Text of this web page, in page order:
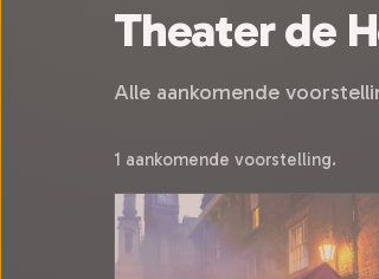
Theater de
Alle aankomende
1 aankomende voorstelling.